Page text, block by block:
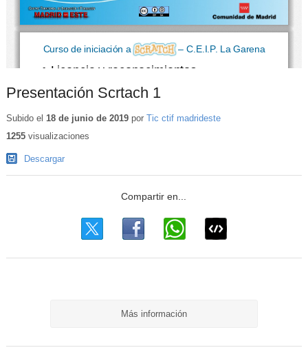
Presentación Scrtach 1
Subido el 18 de junio de 2019por Tic ctif madrideste
1255visualizaciones
Descargar
Más información